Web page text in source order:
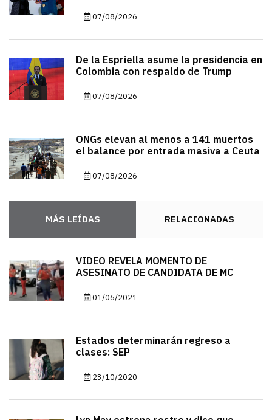
07/08/2026
De la Espriella asume la presidencia en
Colombia con respaldo de Trump
07/08/2026
ONGs elevan al menos a 141 muertos
el balance por entrada masiva a Ceuta
07/08/2026
MÁS LEÍDAS RELACIONADAS
VIDEO REVELA MOMENTO DE
ASESINATO DE CANDIDATA DE MC
01/06/2021
Estados determinarán regreso a
clases: SEP
23/10/2020